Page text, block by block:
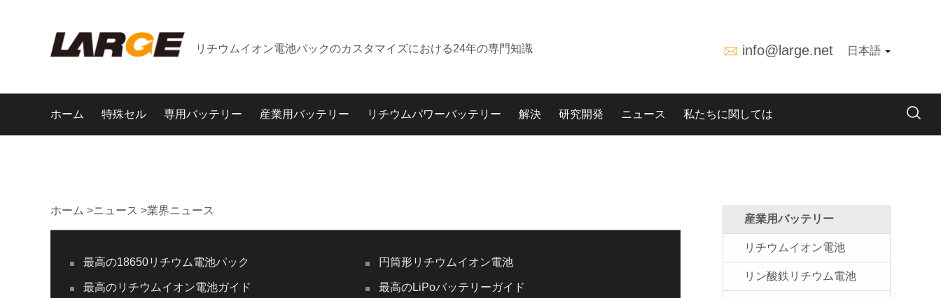
リチウムイオン電池パックのカスタマイズにおける24年の専門知識 info@large.net 日本語
ホーム 特殊セル 専用バッテリー 産業用バッテリー リチウムパワーバッテリー 解決 研究開発 ニュース 私たちに関しては
ホーム >ニュース >業界ニュース
最高の18650リチウム電池パック 円筒形リチウムイオン電池
最高のリチウムイオン電池ガイド 最高のLiPoバッテリーガイド
産業用バッテリー
リチウムイオン電池
リン酸鉄リチウム電池